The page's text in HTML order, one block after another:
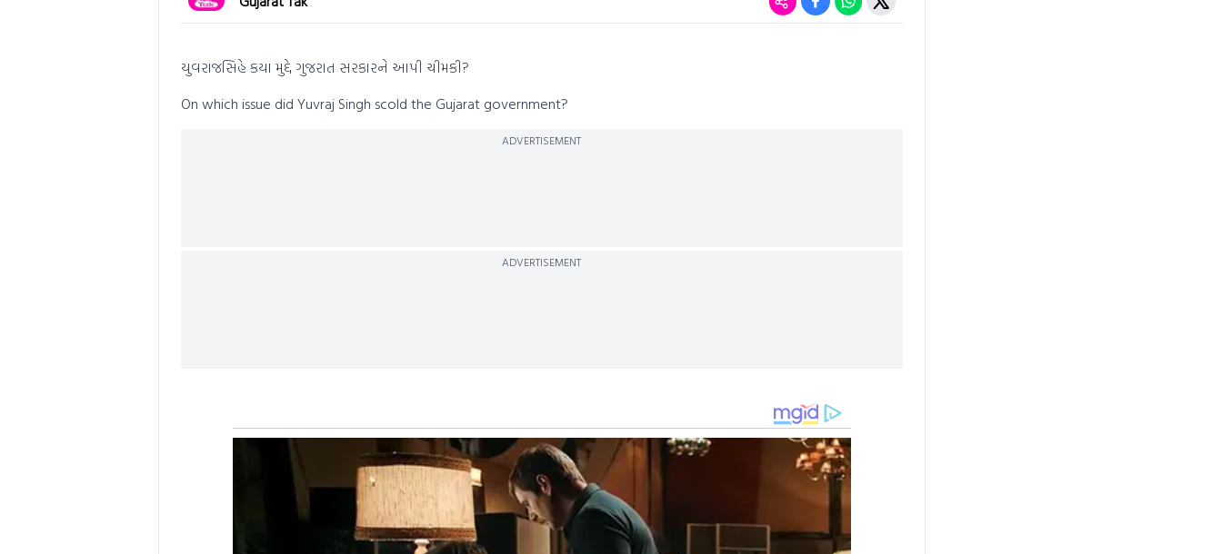
યુવરાજસિંહે કયા મુદ્દે ગુજરાત સરકારને આપી ચીમકી?
On which issue did Yuvraj Singh scold the Gujarat government?
ADVERTISEMENT
ADVERTISEMENT